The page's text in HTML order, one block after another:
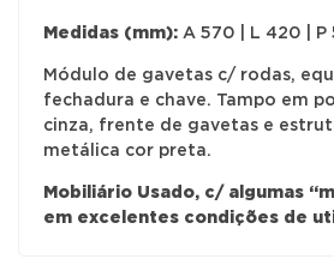
Medidas (mm): A 570 | L 420 | P
Módulo de gavetas c/ rodas,
fechadura e chave. Tampo em
cinza, frente de gavetas e
metálica cor preta.
Mobiliário Usado, c/ algumas
em excelentes condições de